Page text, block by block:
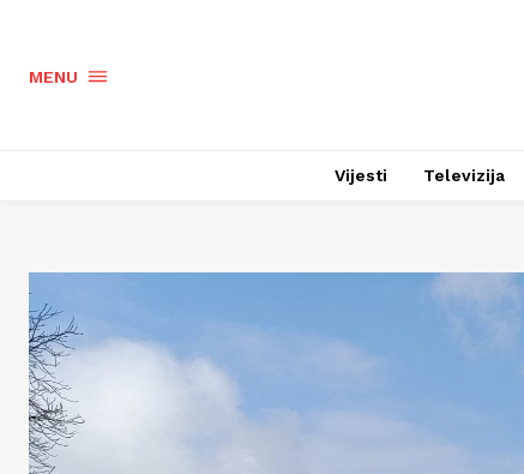
MENU
Vijesti Televizija